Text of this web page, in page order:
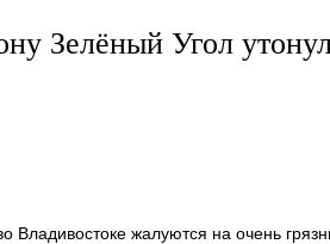
Зелёный Угол
Владивостоке жалуются на очень